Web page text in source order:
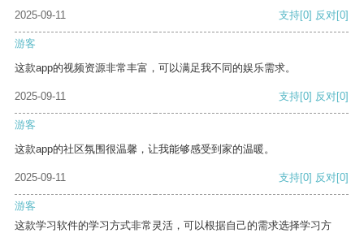
2025-09-11 支持[0] 反对[0]
游客
这款app的视频资源非常丰富，可以满足我不同的娱乐需求。
2025-09-11 支持[0] 反对[0]
游客
这款app的社区氛围很温馨，让我能够感受到家的温暖。
2025-09-11 支持[0] 反对[0]
游客
这款学习软件的学习方式非常灵活，可以根据自己的需求选择学习方